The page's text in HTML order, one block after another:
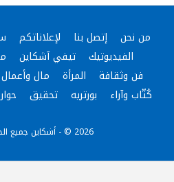
من نحن إتصل بنا لإعلاناتكم
الفيديوتيك
تيفي آشكاين
فن وثقافة
المرأة مال وأعمال
كُتّاب وآراء
بورتريه تحقيق حوار
2026 © - أشكاين جميع الحقوق محفوظة